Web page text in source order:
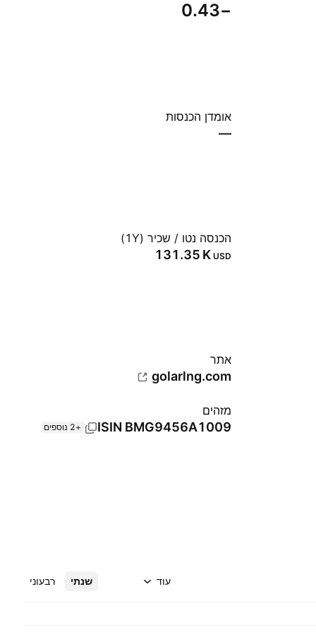
−0.43
אומדן הכנסות
—
הכנסה נטו / שכיר (1Y)
‪131.35 K‬ USD
אתר‏
golarlng.com
מזהים
ISIN BMG9456A1009 +2 נוספים
שנתי רבעוני עוד